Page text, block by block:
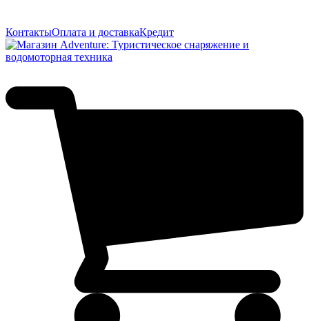
КонтактыОплата и доставкаКредит